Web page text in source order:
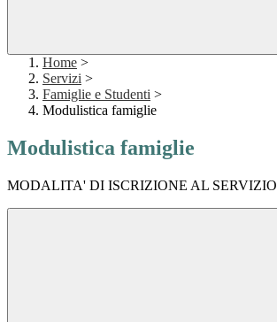
Home >
Servizi >
Famiglie e Studenti >
Modulistica famiglie
Modulistica famiglie
MODALITA' DI ISCRIZIONE AL SERVIZIO